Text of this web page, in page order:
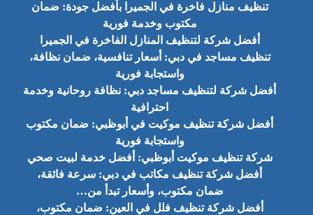
تنظيف منازل فاخرة في الجميرا بأفضل جودة: ضمان
مكتوب وخدمة فورية
أفضل شركة لتنظيف المنازل الفاخرة في الجميرا
تنظيف مساجد في دبي: أسعار تنافسية، ضمان نظافة،
واستجابة فورية
أفضل شركة لتنظيف مساجد دبي: نظافة روحانية وخدمة
احترافية
أفضل شركة تنظيف موكيت في أبوظبي: ضمان مكتوب
واستجابة فورية
شركة تنظيف موكيت أبوظبي: أفضل خدمة لبيت صحي
أفضل شركة تنظيف مكاتب في دبي: سرعة فائقة،
ضمان مكتوب، وأسعار تبدأ من…
أفضل شركة تنظيف فلل في العين: ضمان مكتوب،